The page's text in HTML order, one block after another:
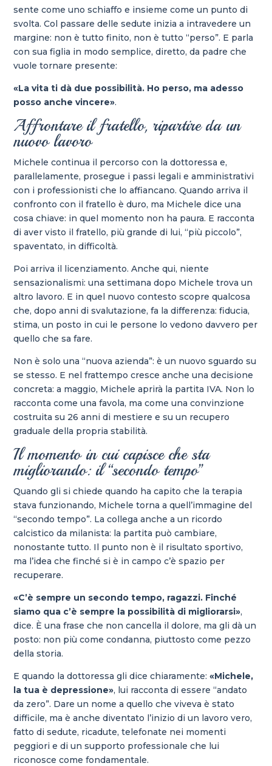
sente come uno schiaffo e insieme come un punto di
svolta. Col passare delle sedute inizia a intravedere un
margine: non è tutto finito, non è tutto “perso”. E parla
con sua figlia in modo semplice, diretto, da padre che
vuole tornare presente:
«La vita ti dà due possibilità. Ho perso, ma adesso
posso anche vincere».
Affrontare il fratello, ripartire da un
nuovo lavoro
Michele continua il percorso con la dottoressa e,
parallelamente, prosegue i passi legali e amministrativi
con i professionisti che lo affiancano. Quando arriva il
confronto con il fratello è duro, ma Michele dice una
cosa chiave: in quel momento non ha paura. E racconta
di aver visto il fratello, più grande di lui, “più piccolo”,
spaventato, in difficoltà.
Poi arriva il licenziamento. Anche qui, niente
sensazionalismi: una settimana dopo Michele trova un
altro lavoro. E in quel nuovo contesto scopre qualcosa
che, dopo anni di svalutazione, fa la differenza: fiducia,
stima, un posto in cui le persone lo vedono davvero per
quello che sa fare.
Non è solo una “nuova azienda”: è un nuovo sguardo su
se stesso. E nel frattempo cresce anche una decisione
concreta: a maggio, Michele aprirà la partita IVA. Non lo
racconta come una favola, ma come una convinzione
costruita su 26 anni di mestiere e su un recupero
graduale della propria stabilità.
Il momento in cui capisce che sta
migliorando: il “secondo tempo”
Quando gli si chiede quando ha capito che la terapia
stava funzionando, Michele torna a quell’immagine del
“secondo tempo”. La collega anche a un ricordo
calcistico da milanista: la partita può cambiare,
nonostante tutto. Il punto non è il risultato sportivo,
ma l’idea che finché si è in campo c’è spazio per
recuperare.
«C’è sempre un secondo tempo, ragazzi. Finché
siamo qua c’è sempre la possibilità di migliorarsi»,
dice. È una frase che non cancella il dolore, ma gli dà un
posto: non più come condanna, piuttosto come pezzo
della storia.
E quando la dottoressa gli dice chiaramente:«Michele,
la tua è depressione», lui racconta di essere “andato
da zero”. Dare un nome a quello che viveva è stato
difficile, ma è anche diventato l’inizio di un lavoro vero,
fatto di sedute, ricadute, telefonate nei momenti
peggiori e di un supporto professionale che lui
riconosce come fondamentale.